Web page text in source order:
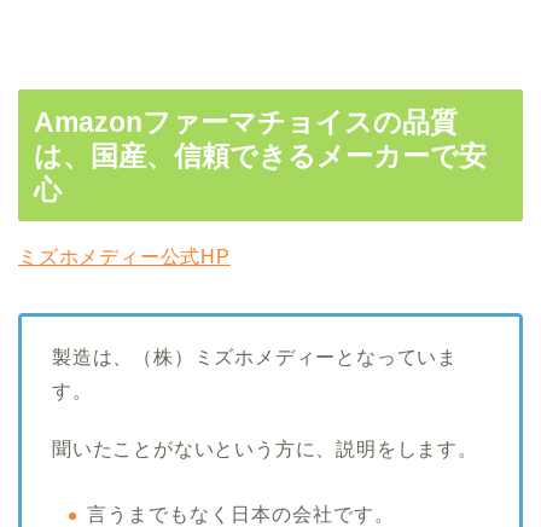
Amazonファーマチョイスの品質
は、国産、信頼できるメーカーで安
心
ミズホメディー公式HP
製造は、（株）ミズホメディーとなっていま
す。
聞いたことがないという方に、説明をします。
言うまでもなく日本の会社です。